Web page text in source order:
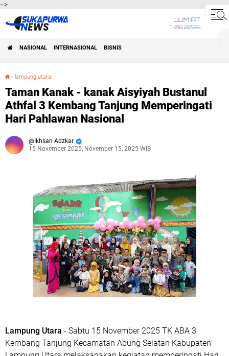
-->
JUM'AT
7 08 2026
NASIONAL INTERNASIONAL BISNIS
› lampung utara
Taman Kanak - kanak Aisyiyah Bustanul
Athfal 3 Kembang Tanjung Memperingati
Hari Pahlawan Nasional
Ikhsan Adzkar
15 November 2025, November 15, 2025 WIB
Lampung Utara - Sabtu 15 November 2025 TK ABA 3
Kembang Tanjung Kecamatan Abung Selatan Kabupaten